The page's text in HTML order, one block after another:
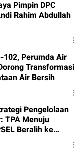
Pimpin DPC
Rahim Abdullah
102, Perumda Air
Transformasi
Air Bersih
Pengelolaan
TPA Menuju
Beralih ke